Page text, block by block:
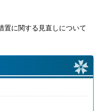
置に関する見直しについて